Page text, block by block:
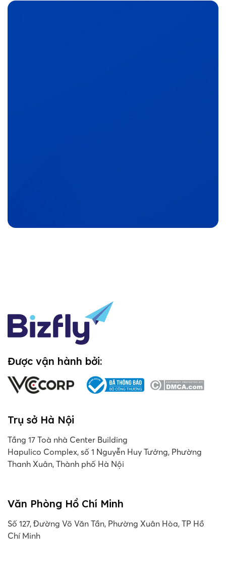
Được vận hành bởi:
Trụ sở Hà Nội
Tầng 17 Toà nhà Center Building
Hapulico Complex, số 1 Nguyễn Huy Tưởng, Phường
Thanh Xuân, Thành phố Hà Nội
Văn Phòng Hồ Chí Minh
Số 127, Đường Võ Văn Tần, Phường Xuân Hòa, TP Hồ
Chí Minh